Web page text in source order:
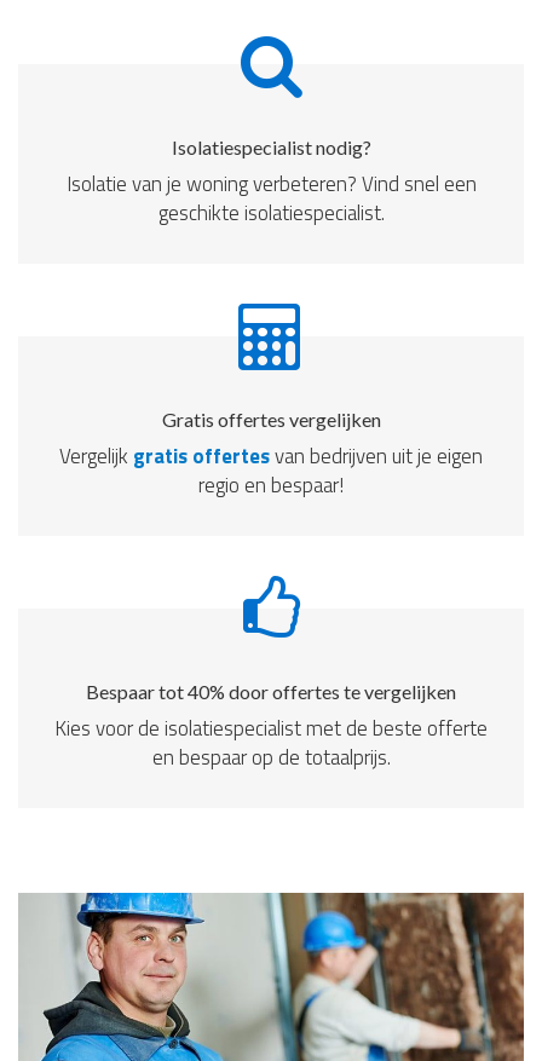
Isolatiespecialist nodig?
Isolatie van je woning verbeteren? Vind snel een
geschikte isolatiespecialist.
Gratis offertes vergelijken
Vergelijk gratis offertesvan bedrijven uit je eigen
regio en bespaar!
Bespaar tot 40% door offertes te vergelijken
Kies voor de isolatiespecialist met de beste offerte
en bespaar op de totaalprijs.